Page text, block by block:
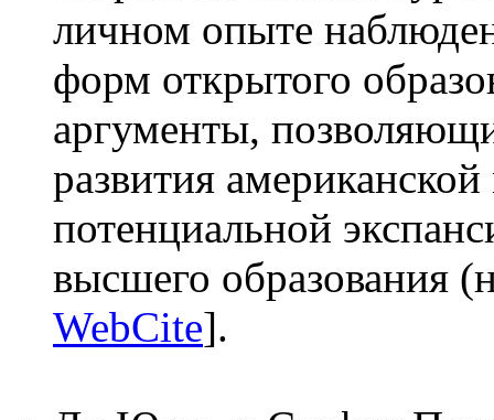
личном опыте
форм открытого
аргументы,
развития
потенциальной
высшего образования
WebCite].